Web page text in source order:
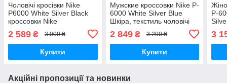
Чоловічі кросівки Nike
P6000 White Silver Black
кроссовки Nike
2 589 ₴ 3 000 ₴
Купити
Мужские кроссовки Nike P-
6000 White Silver Blue
Шкіра, текстиль чоловічі
2 849₴ 3 200 ₴
Купити
P-
3
Акційні пропозиції та новинки